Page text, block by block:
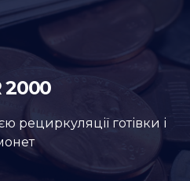
2000
рециркуляції готівки і